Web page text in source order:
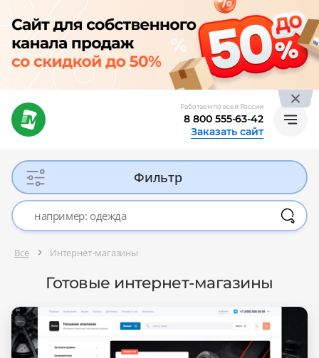
Работаем по всей России
8 800 555-63-42
Заказать сайт
Фильтр
Все Интернет-магазины
Готовые интернет-магазины